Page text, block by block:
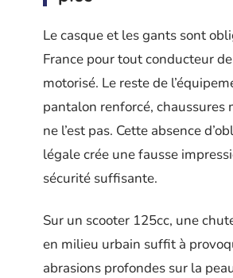
Le casque et les gants sont
France pour tout conducteur
motorisé. Le reste de
pantalon renforcé, chaussures
ne l’est pas. Cette absence
légale crée une fausse
sécurité suffisante.
Sur un scooter 125cc, une
en milieu urbain suffit à
abrasions profondes sur la